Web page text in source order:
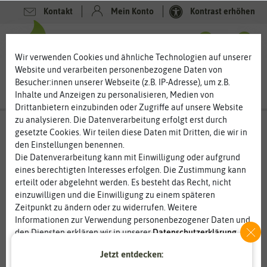
Kontakt Mein Konto Kontrast erhöhen
Wir verwenden Cookies und ähnliche Technologien auf unserer
Website und verarbeiten personenbezogene Daten von
Besucher:innen unserer Webseite (z.B. IP-Adresse), um z.B.
Inhalte und Anzeigen zu personalisieren, Medien von
Drittanbietern einzubinden oder Zugriffe auf unsere Website
zu analysieren. Die Datenverarbeitung erfolgt erst durch
gesetzte Cookies. Wir teilen diese Daten mit Dritten, die wir in
den Einstellungen benennen.
Die Datenverarbeitung kann mit Einwilligung oder aufgrund
eines berechtigten Interesses erfolgen. Die Zustimmung kann
erteilt oder abgelehnt werden. Es besteht das Recht, nicht
einzuwilligen und die Einwilligung zu einem späteren
Zeitpunkt zu ändern oder zu widerrufen. Weitere
Informationen zur Verwendung personenbezogener Daten und
den Diensten erklären wir in unsererDaten­schutz­erklärung.
Jetzt entdecken: